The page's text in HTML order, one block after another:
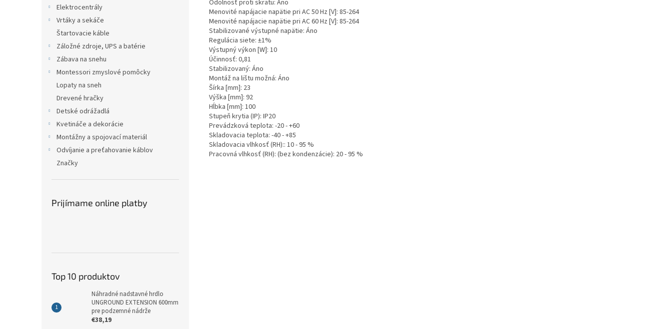
Elektrocentrály
Vrtáky a sekáče
Štartovacie káble
Záložné zdroje, UPS a batérie
Zábava na snehu
Montessori zmyslové pomôcky
Lopaty na sneh
Drevené hračky
Detské odrážadlá
Kvetináče a dekorácie
Montážny a spojovací materiál
Odvíjanie a preťahovanie káblov
Značky
Prijímame online platby
Top 10 produktov
Náhradné nadstavné hrdlo
UNGROUND EXTENSION 600mm
pre podzemné nádrže
€38,19
Odolnosť proti skratu: Áno
Menovité napájacie napätie pri AC 50 Hz [V]: 85-264
Menovité napájacie napätie pri AC 60 Hz [V]: 85-264
Stabilizované výstupné napätie: Áno
Regulácia siete: ±1%
Výstupný výkon [W]: 10
Účinnosť: 0,81
Stabilizovaný: Áno
Montáž na lištu možná: Áno
Šírka [mm]: 23
Výška [mm]: 92
Hĺbka [mm]: 100
Stupeň krytia (IP): IP20
Prevádzková teplota: -20 - +60
Skladovacia teplota: -40 - +85
Skladovacia vlhkosť (RH):: 10 - 95 %
Pracovná vlhkosť (RH): (bez kondenzácie): 20 - 95 %